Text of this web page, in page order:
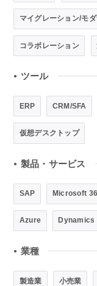
マイグレーション/モ
コラボレーション
● ツール
ERP CRM/SFA
仮想デスクトップ
● 製品・サービス
SAP Microsoft
Azure Dynamics
● 業種
製造業 小売業